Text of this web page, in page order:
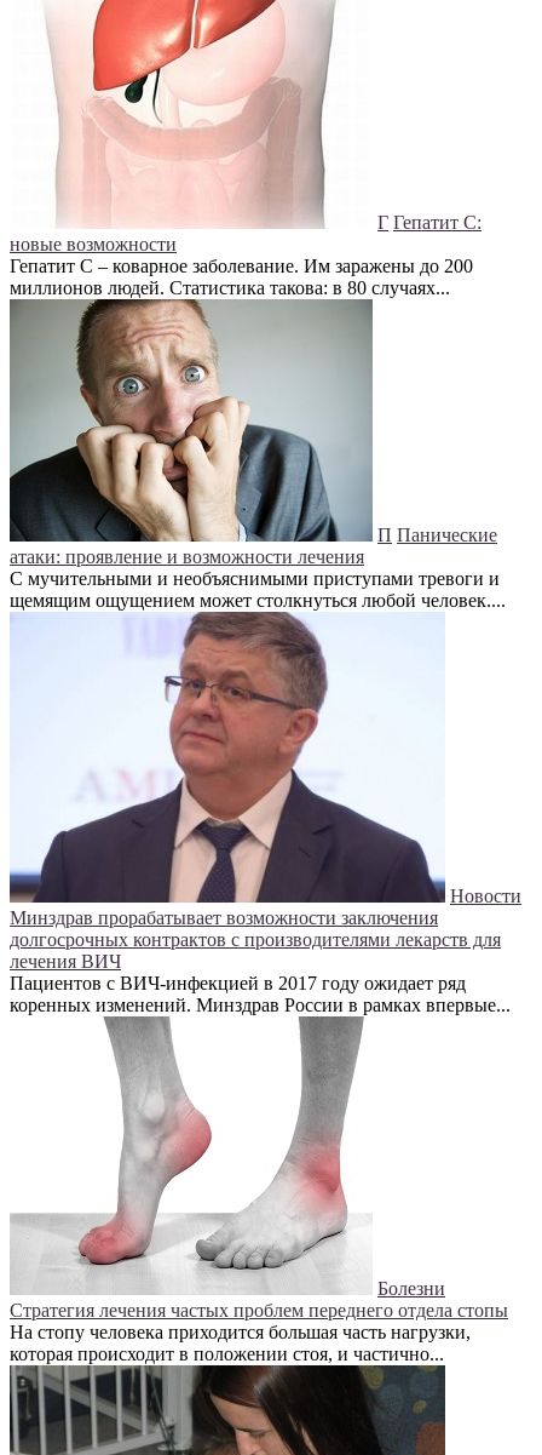
Г Гепатит C:
новые возможности
Гепатит C – коварное заболевание. Им заражены до 200
миллионов людей. Статистика такова: в 80 случаях...
П Панические
атаки: проявление и возможности лечения
С мучительными и необъяснимыми приступами тревоги и
щемящим ощущением может столкнуться любой человек....
Новости
Минздрав прорабатывает возможности заключения
долгосрочных контрактов с производителями лекарств для
лечения ВИЧ
Пациентов с ВИЧ-инфекцией в 2017 году ожидает ряд
коренных изменений. Минздрав России в рамках впервые...
Болезни
Стратегия лечения частых проблем переднего отдела стопы
На стопу человека приходится большая часть нагрузки,
которая происходит в положении стоя, и частично...